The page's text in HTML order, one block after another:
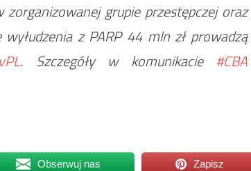
zorganizowanej grupie przestępczej oraz
z PARP 44 mln zł prowadzą
. Szczegóły w komunikacie #CBA
Obserwuj nas Zapisz